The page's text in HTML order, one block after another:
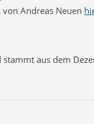
von Andreas Neuen
aus dem